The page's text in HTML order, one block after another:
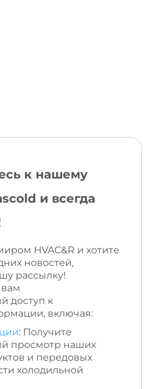
к нашему
и всегда
HVAC&R и хотите
новостей,
рассылку!
доступ к
включая:
: Получите
просмотр наших
и передовых
холодильной